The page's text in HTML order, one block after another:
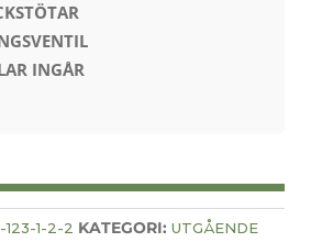
INGÅR
123-1-2-2 KATEGORI: UTGÅENDE